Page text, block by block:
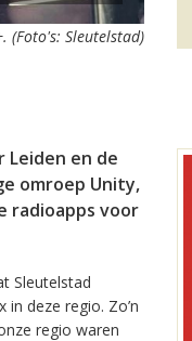
(Foto's: Sleutelstad)
en de
omroep Unity,
radioapps voor
Sleutelstad
deze regio. Zo’n
regio waren